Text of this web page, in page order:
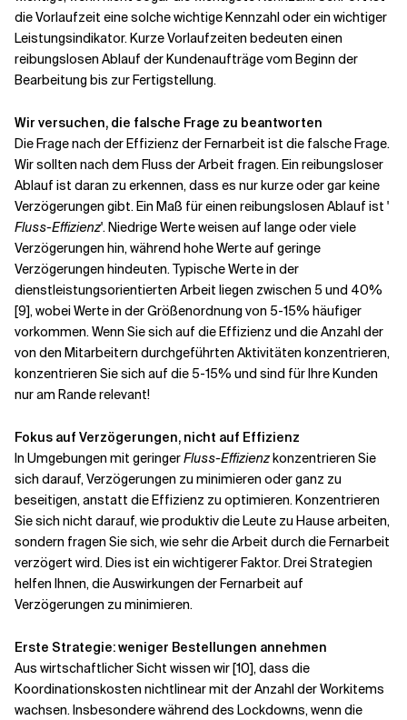
die Vorlaufzeit eine solche wichtige Kennzahl oder ein wichtiger
Leistungsindikator. Kurze Vorlaufzeiten bedeuten einen
reibungslosen Ablauf der Kundenaufträge vom Beginn der
Bearbeitung bis zur Fertigstellung.
Wir versuchen, die falsche Frage zu beantworten
Die Frage nach der Effizienz der Fernarbeit ist die falsche Frage.
Wir sollten nach dem Fluss der Arbeit fragen. Ein reibungsloser
Ablauf ist daran zu erkennen, dass es nur kurze oder gar keine
Verzögerungen gibt. Ein Maß für einen reibungslosen Ablauf ist '
Fluss-Effizienz'. Niedrige Werte weisen auf lange oder viele
Verzögerungen hin, während hohe Werte auf geringe
Verzögerungen hindeuten. Typische Werte in der
dienstleistungsorientierten Arbeit liegen zwischen 5 und 40%
[9], wobei Werte in der Größenordnung von 5-15% häufiger
vorkommen. Wenn Sie sich auf die Effizienz und die Anzahl der
von den Mitarbeitern durchgeführten Aktivitäten konzentrieren,
konzentrieren Sie sich auf die 5-15% und sind für Ihre Kunden
nur am Rande relevant!
Fokus auf Verzögerungen, nicht auf Effizienz
In Umgebungen mit geringerFluss-Effizienz konzentrieren Sie
sich darauf, Verzögerungen zu minimieren oder ganz zu
beseitigen, anstatt die Effizienz zu optimieren. Konzentrieren
Sie sich nicht darauf, wie produktiv die Leute zu Hause arbeiten,
sondern fragen Sie sich, wie sehr die Arbeit durch die Fernarbeit
verzögert wird. Dies ist ein wichtigerer Faktor. Drei Strategien
helfen Ihnen, die Auswirkungen der Fernarbeit auf
Verzögerungen zu minimieren.
Erste Strategie: weniger Bestellungen annehmen
Aus wirtschaftlicher Sicht wissen wir [10], dass die
Koordinationskosten nichtlinear mit der Anzahl der Workitems
wachsen. Insbesondere während des Lockdowns, wenn die